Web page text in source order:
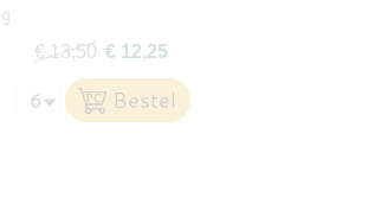
€ 13,50 € 12,25